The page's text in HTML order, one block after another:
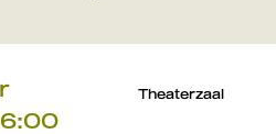
Theaterzaal